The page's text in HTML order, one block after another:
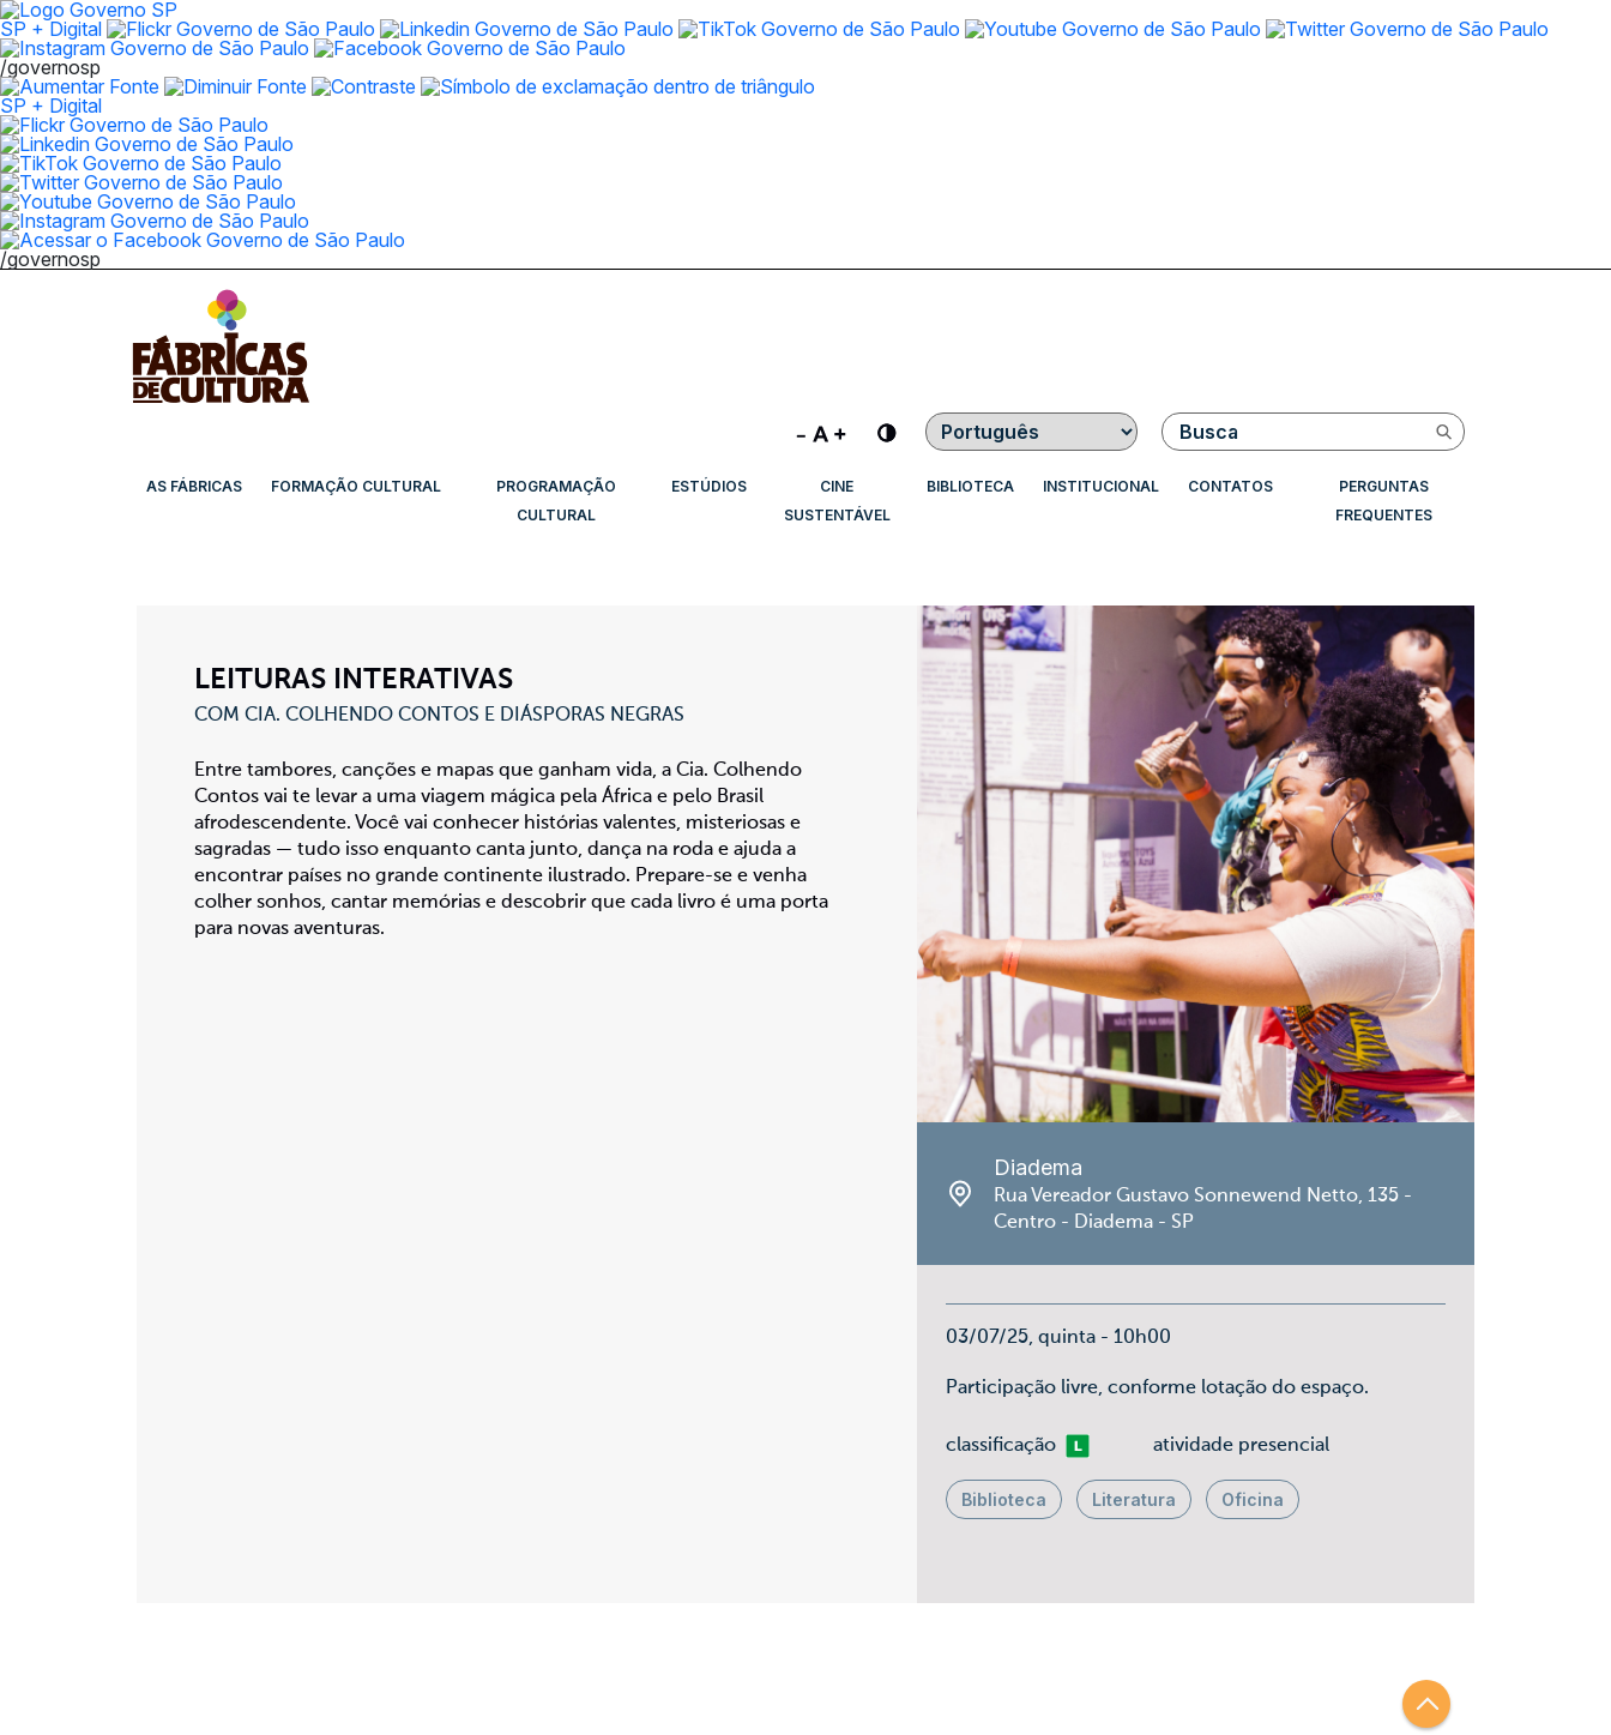
SP + Digital
/governosp
SP + Digital
/governosp
Contraste Buscar
AS FÁBRICAS FORMAÇÃO CULTURAL
PROGRAMAÇÃO
CULTURAL
ESTÚDIOS
CINE
SUSTENTÁVEL
BIBLIOTECA INSTITUCIONAL CONTATOS
PERGUNTAS
FREQUENTES
LEITURAS INTERATIVAS
COM CIA. COLHENDO CONTOS E DIÁSPORAS NEGRAS
Entre tambores, canções e mapas que ganham vida, a Cia. Colhendo
Contos vai te levar a uma viagem mágica pela África e pelo Brasil
afrodescendente. Você vai conhecer histórias valentes, misteriosas e
sagradas — tudo isso enquanto canta junto, dança na roda e ajuda a
encontrar países no grande continente ilustrado. Prepare-se e venha
colher sonhos, cantar memórias e descobrir que cada livro é uma porta
para novas aventuras.
Diadema
Rua Vereador Gustavo Sonnewend Netto, 135 -
Centro - Diadema - SP
03/07/25, quinta - 10h00
Participação livre, conforme lotação do espaço.
classificaçãoLivre atividade presencial
Biblioteca Literatura Oficina